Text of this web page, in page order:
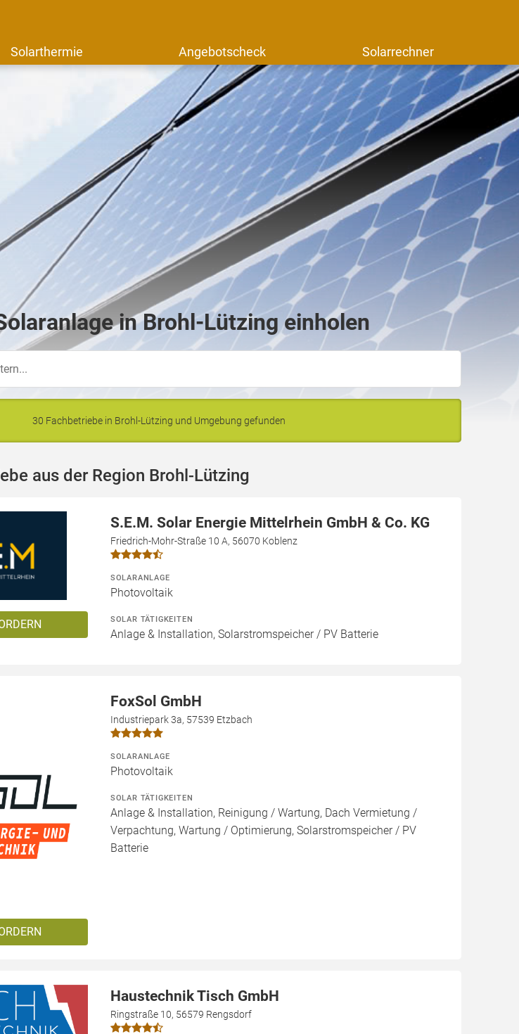
Solarthermie Angebotscheck Solarrechner
in Brohl-Lützing einholen
30 Fachbetriebe in Brohl-Lützing und Umgebung gefunden
aus der Region Brohl-Lützing
S.E.M. Solar Energie Mittelrhein GmbH & Co. KG
Friedrich-Mohr-Straße 10 A, 56070 Koblenz
SOLARANLAGE
Photovoltaik
SOLAR TÄTIGKEITEN
Anlage & Installation, Solarstromspeicher / PV Batterie
FoxSol GmbH
Industriepark 3a, 57539 Etzbach
SOLARANLAGE
Photovoltaik
SOLAR TÄTIGKEITEN
Anlage & Installation, Reinigung / Wartung, Dach Vermietung /
Verpachtung, Wartung / Optimierung, Solarstromspeicher / PV
Batterie
Haustechnik Tisch GmbH
Ringstraße 10, 56579 Rengsdorf